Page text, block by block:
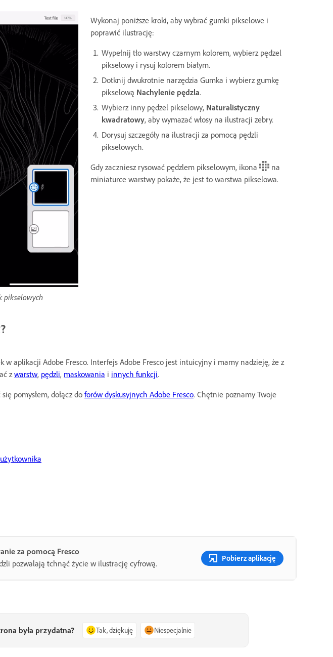
pikselowych
Wykonaj poniższe kroki, aby wybrać gumki pikselowe i
poprawić ilustrację:
Wypełnij tło warstwy czarnym kolorem, wybierz pędzel
pikselowy i rysuj kolorem białym.
Dotknij dwukrotnie narzędzia Gumka i wybierz gumkę
pikselową Nachylenie pędzla.
Wybierz inny pędzel pikselowy, Naturalistyczny
kwadratowy, aby wymazać włosy na ilustracji zebry.
Dorysuj szczegóły na ilustracji za pomocą pędzli
pikselowych.
Gdy zaczniesz rysować pędzlem pikselowym, ikona
na
miniaturce warstwy pokaże, że jest to warstwa pikselowa.
w aplikacji Adobe Fresco. Interfejs Adobe Fresco jest intuicyjny i mamy nadzieję, że z
z warstw, pędzli, maskowania i innych funkcji.
pomysłem, dołącz do forów dyskusyjnych Adobe Fresco. Chętnie poznamy Twoje
za pomocą Fresco
pozwalają tchnąć życie w ilustrację cyfrową.
Pobierz aplikację
była przydatna? Tak, dziękuję Niespecjalnie